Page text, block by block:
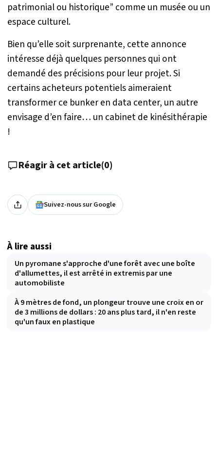
patrimonial ou historique” comme un musée ou un
espace culturel.
Bien qu’elle soit surprenante, cette annonce
intéresse déjà quelques personnes qui ont
demandé des précisions pour leur projet. Si
certains acheteurs potentiels aimeraient
transformer ce bunker en data center, un autre
envisage d’en faire… un cabinet de kinésithérapie
!
Réagir à cet article(0)
Suivez-nous sur Google
À lire aussi
Un pyromane s'approche d'une forêt avec une boîte
d'allumettes, il est arrêté in extremis par une
automobiliste
À 9 mètres de fond, un plongeur trouve une croix en or
de 3 millions de dollars : 20 ans plus tard, il n'en reste
qu'un faux en plastique